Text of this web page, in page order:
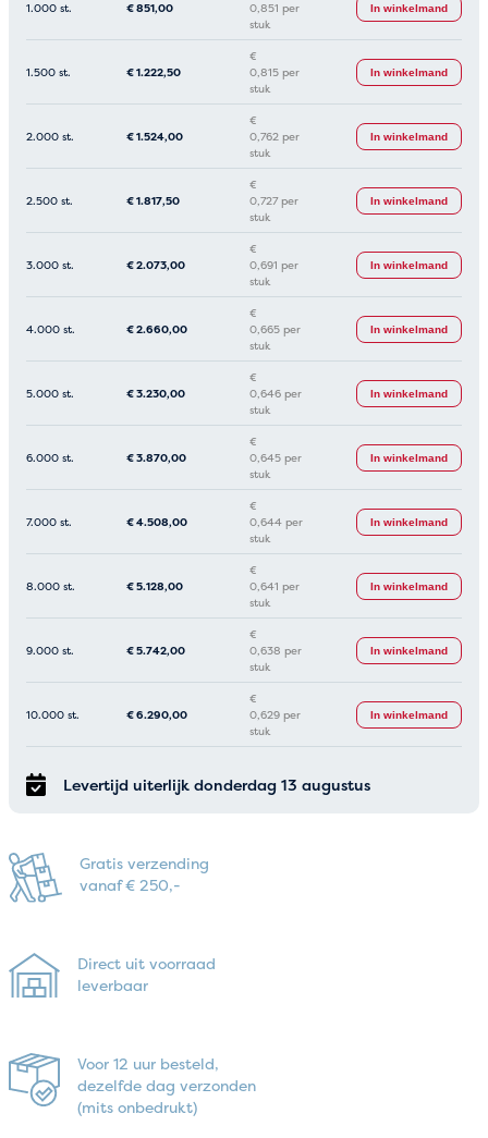
1.000 st. €851,00
0,851 per
stuk
In winkelmand
1.500 st. €1.222,50
€
0,815 per
stuk
In winkelmand
2.000 st. €1.524,00
€
0,762 per
stuk
In winkelmand
2.500 st. €1.817,50
€
0,727 per
stuk
In winkelmand
3.000 st. €2.073,00
€
0,691 per
stuk
In winkelmand
4.000 st. €2.660,00
€
0,665 per
stuk
In winkelmand
5.000 st. €3.230,00
€
0,646 per
stuk
In winkelmand
6.000 st. €3.870,00
€
0,645 per
stuk
In winkelmand
7.000 st. €4.508,00
€
0,644 per
stuk
In winkelmand
8.000 st. €5.128,00
€
0,641 per
stuk
In winkelmand
9.000 st. €5.742,00
€
0,638 per
stuk
In winkelmand
10.000 st. €6.290,00
€
0,629 per
stuk
In winkelmand
Levertijd uiterlijk donderdag 13 augustus
Gratis verzending
vanaf € 250,-
Direct uit voorraad
leverbaar
Voor 12 uur besteld,
dezelfde dag verzonden
(mits onbedrukt)